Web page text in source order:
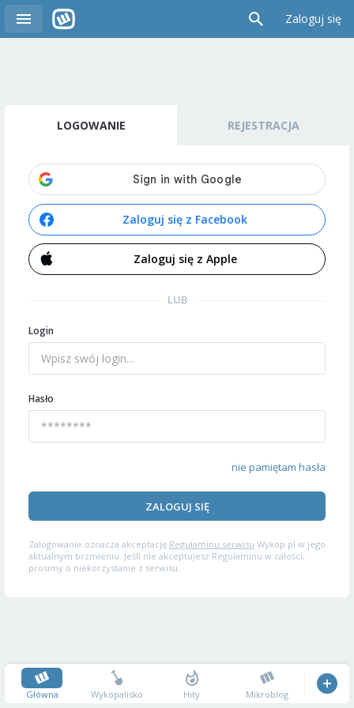
Zaloguj się
LOGOWANIE REJESTRACJA
Zaloguj się z Facebook
Zaloguj się z Apple
LUB
Login
Hasło
nie pamiętam hasła
ZALOGUJ SIĘ
Zalogowanie oznacza akceptację Regulaminu serwisu Wykop.pl w jego
aktualnym brzmieniu. Jeśli nie akceptujesz Regulaminu w całości,
prosimy o niekorzystanie z serwisu.
Główna Wykopalisko Hity Mikroblog